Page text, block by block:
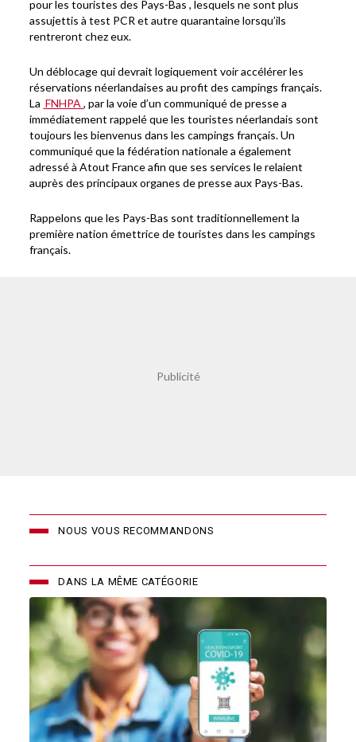
pour les touristes des Pays-Bas , lesquels ne sont plus
assujettis à test PCR et autre quarantaine lorsqu’ils
rentreront chez eux.
Un déblocage qui devrait logiquement voir accélérer les
réservations néerlandaises au profit des campings français.
La FNHPA, par la voie d’un communiqué de presse a
immédiatement rappelé que les touristes néerlandais sont
toujours les bienvenus dans les campings français. Un
communiqué que la fédération nationale a également
adressé à Atout France afin que ses services le relaient
auprès des principaux organes de presse aux Pays-Bas.
Rappelons que les Pays-Bas sont traditionnellement la
première nation émettrice de touristes dans les campings
français.
NOUS VOUS RECOMMANDONS
DANS LA MÊME CATÉGORIE